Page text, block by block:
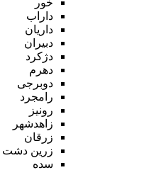
داراب
داریان
دبیران
دژکرد
دهرم
دوبرجی
رامجرد
رونیز
زاهدشهر
زرقان
زرین دشت
سده